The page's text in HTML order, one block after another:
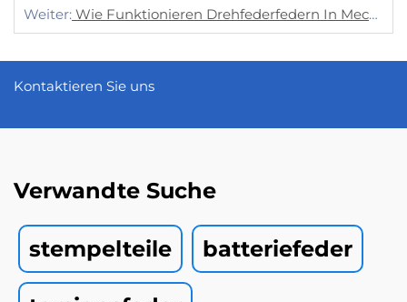
Weiter: Wie Funktionieren Drehfederfedern In Mechanischen Systemen?
Kontaktieren Sie uns
Verwandte Suche
stempelteile batteriefeder